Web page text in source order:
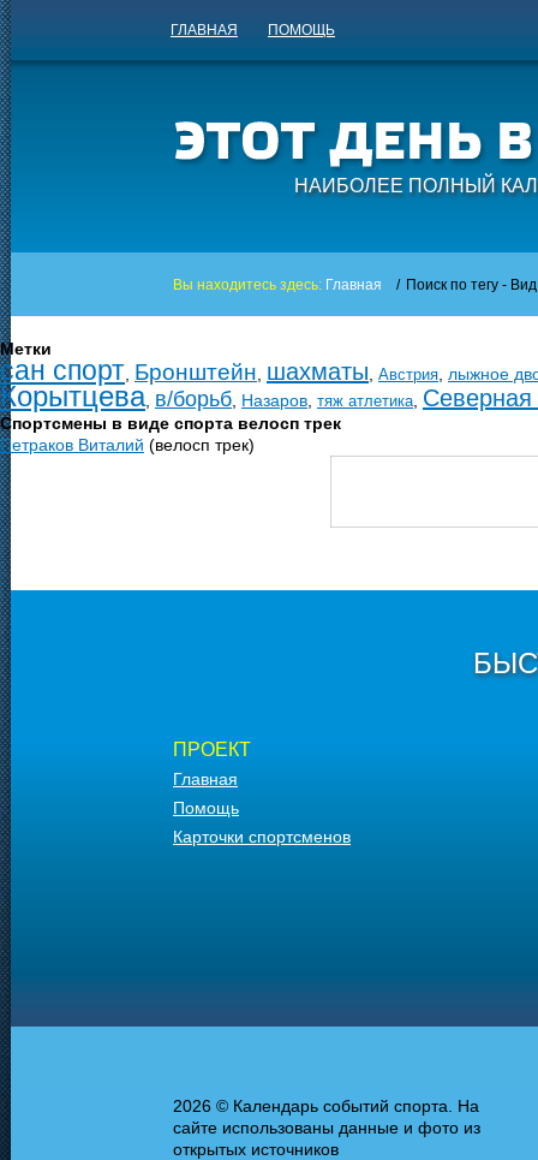
ГЛАВНАЯ ПОМОЩЬ
НАИБОЛЕЕ ПОЛНЫЙ
Вы находитесь здесь: Главная / Поиск по тегу -
Метки
сан спорт Бронштейн шахматы Австрия лыжное
Корытцева, в/борьб Назаров тяж атлетика
Спортсмены в виде спорта велосп трек
Петраков Виталий (велосп трек)
ПРОЕКТ
Главная
Помощь
Карточки спортсменов
2026 © Календарь событий спорта. На
сайте использованы данные и фото из
открытых источников